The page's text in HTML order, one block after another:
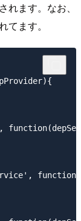
ます。なお、
ます。